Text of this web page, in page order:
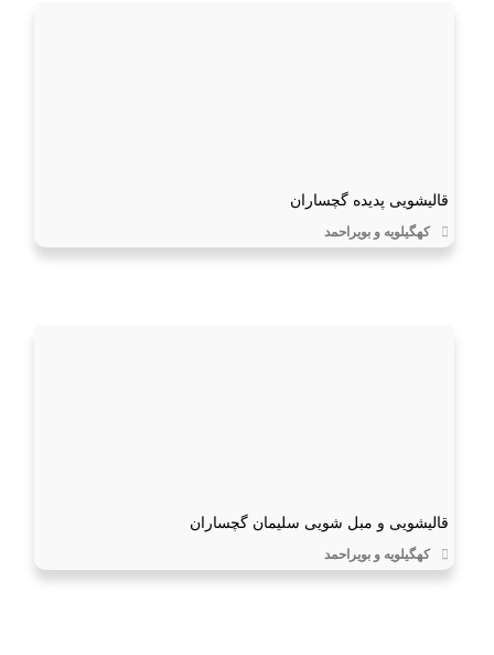
قالیشویی پدیده گچساران
کهگیلویه و بویراحمد
قالیشویی و مبل شویی سلیمان گچساران
کهگیلویه و بویراحمد